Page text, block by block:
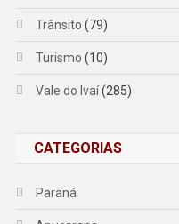
Trânsito (79)
Turismo (10)
Vale do Ivaí(285)
CATEGORIAS
Paraná